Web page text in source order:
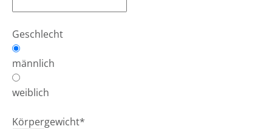
Geschlecht
männlich
weiblich
Körpergewicht*